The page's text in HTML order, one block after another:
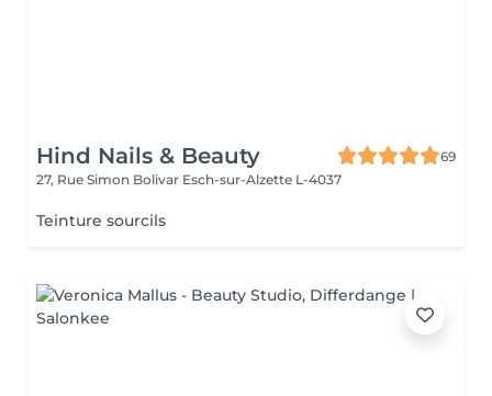
Hind Nails & Beauty
69
27, Rue Simon Bolivar Esch-sur-Alzette L-4037
Teinture sourcils